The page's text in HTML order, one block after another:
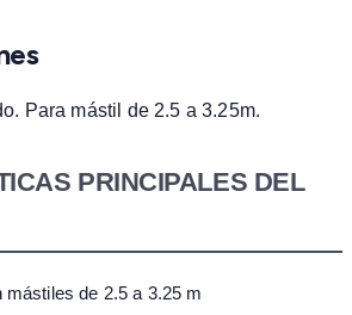
Para mástil de 2.5 a 3.25m.
PRINCIPALES DEL
mástiles de 2.5 a 3.25 m